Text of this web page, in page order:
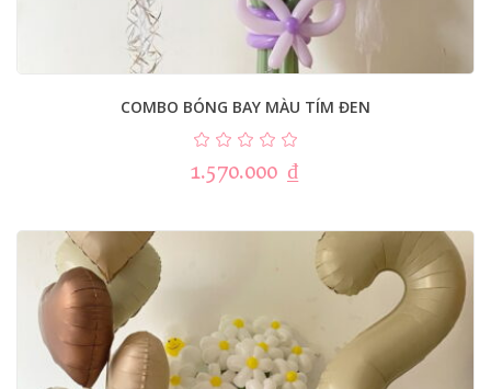
COMBO BÓNG BAY MÀU TÍM ĐEN
1.570.000 ₫